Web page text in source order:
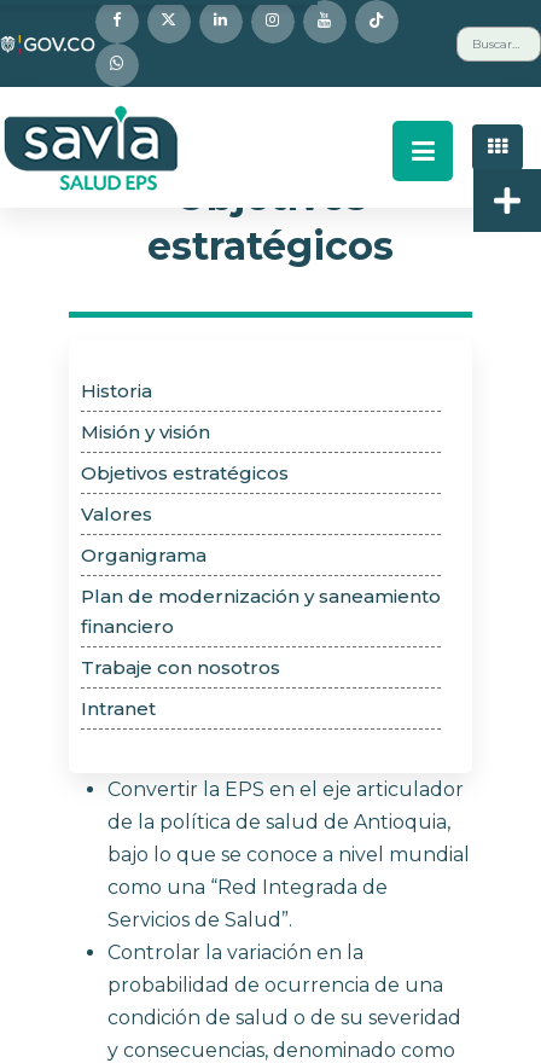
este
sitio
web
incluye
un
Buscar
Objetivos
estratégicos
Historia
Misión y visión
Objetivos estratégicos
Valores
Organigrama
Plan de modernización y saneamiento
financiero
Trabaje con nosotros
Intranet
Convertir la EPS en el eje articulador
de la política de salud de Antioquia,
bajo lo que se conoce a nivel mundial
como una “Red Integrada de
Servicios de Salud”.
Controlar la variación en la
probabilidad de ocurrencia de una
condición de salud o de su severidad
y consecuencias, denominado como